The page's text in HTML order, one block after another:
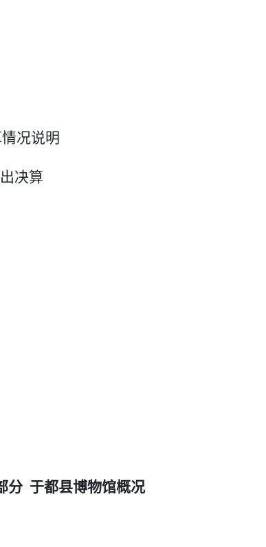
况说明
决算
分 于都县博物馆概况